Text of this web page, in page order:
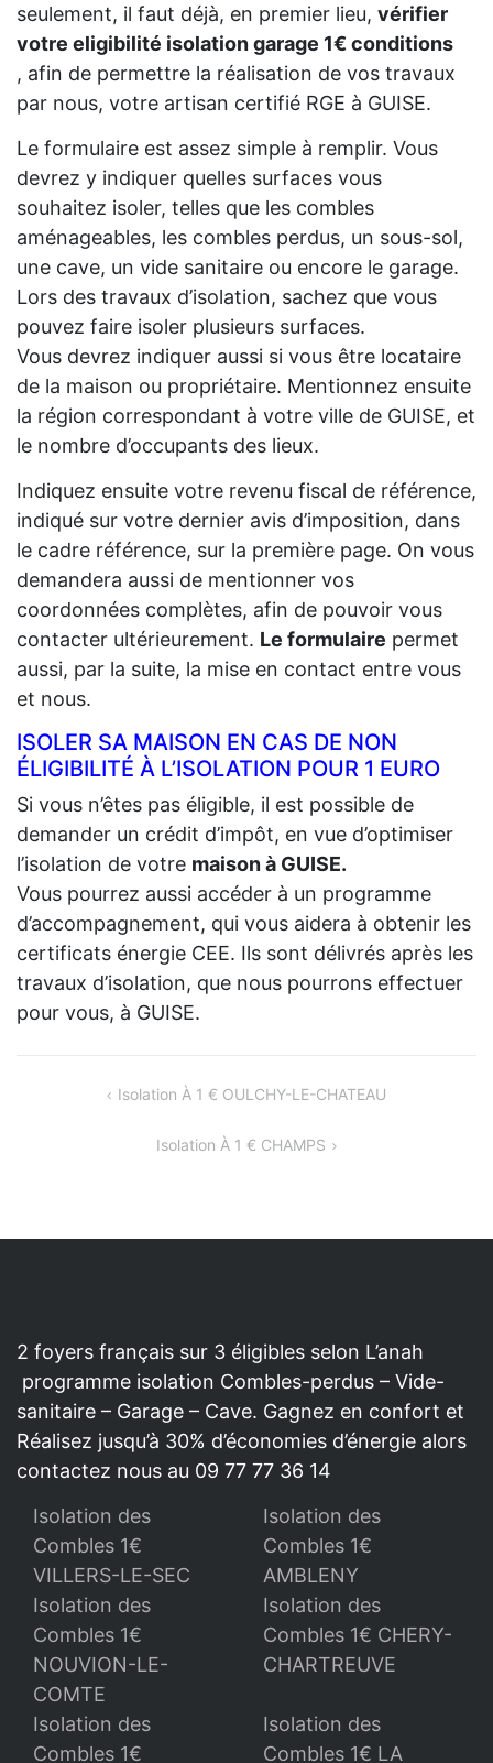
seulement, il faut déjà, en premier lieu, vérifier
votre eligibilité isolation garage 1€ conditions
, afin de permettre la réalisation de vos travaux
par nous, votre artisan certifié RGE à GUISE.
Le formulaire est assez simple à remplir. Vous
devrez y indiquer quelles surfaces vous
souhaitez isoler, telles que les combles
aménageables, les combles perdus, un sous-sol,
une cave, un vide sanitaire ou encore le garage.
Lors des travaux d’isolation, sachez que vous
pouvez faire isoler plusieurs surfaces.
Vous devrez indiquer aussi si vous être locataire
de la maison ou propriétaire. Mentionnez ensuite
la région correspondant à votre ville de GUISE, et
le nombre d’occupants des lieux.
Indiquez ensuite votre revenu fiscal de référence,
indiqué sur votre dernier avis d’imposition, dans
le cadre référence, sur la première page. On vous
demandera aussi de mentionner vos
coordonnées complètes, afin de pouvoir vous
contacter ultérieurement. Le formulaire permet
aussi, par la suite, la mise en contact entre vous
et nous.
ISOLER SA MAISON EN CAS DE NON
ÉLIGIBILITÉ À L’ISOLATION POUR 1 EURO
Si vous n’êtes pas éligible, il est possible de
demander un crédit d’impôt, en vue d’optimiser
l’isolation de votre maison à GUISE.
Vous pourrez aussi accéder à un programme
d’accompagnement, qui vous aidera à obtenir les
certificats énergie CEE. Ils sont délivrés après les
travaux d’isolation, que nous pourrons effectuer
pour vous, à GUISE.
NAVIGATIONIsolation À 1 € OULCHY-LE-CHATEAU
Isolation À 1 € CHAMPS
2 foyers français sur 3 éligibles selon L’anah
programme isolation Combles-perdus – Vide-
sanitaire – Garage – Cave. Gagnez en confort et
Réalisez jusqu’à 30% d’économies d’énergie alors
contactez nous au 09 77 77 36 14
Isolation des
Combles 1€
VILLERS-LE-SEC
Isolation des
Combles 1€
AMBLENY
Isolation des
Combles 1€
NOUVION-LE-
COMTE
Isolation des
Combles 1€ CHERY-
CHARTREUVE
Isolation des
Combles 1€
Isolation des
Combles 1€ LA